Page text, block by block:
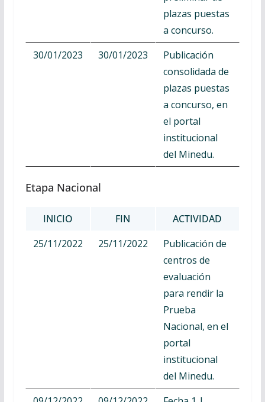
plazas puestas
a concurso.
30/01/2023
30/01/2023
Publicación
consolidada de
plazas puestas
a concurso, en
el portal
institucional
del Minedu.
Etapa Nacional
INICIO FIN
ACTIVIDAD
25/11/2022
25/11/2022
Publicación de
centros de
evaluación
para rendir la
Prueba
Nacional, en el
portal
institucional
del Minedu.